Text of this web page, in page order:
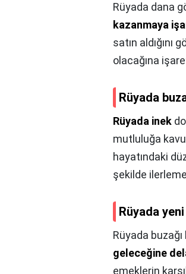
Rüyada dana
kazanmaya
satın aldığını
olacağına
Rüyada
Rüyada inek
mutluluğa
hayatındaki
şekilde
Rüyada
Rüyada
geleceğine
emeklerin